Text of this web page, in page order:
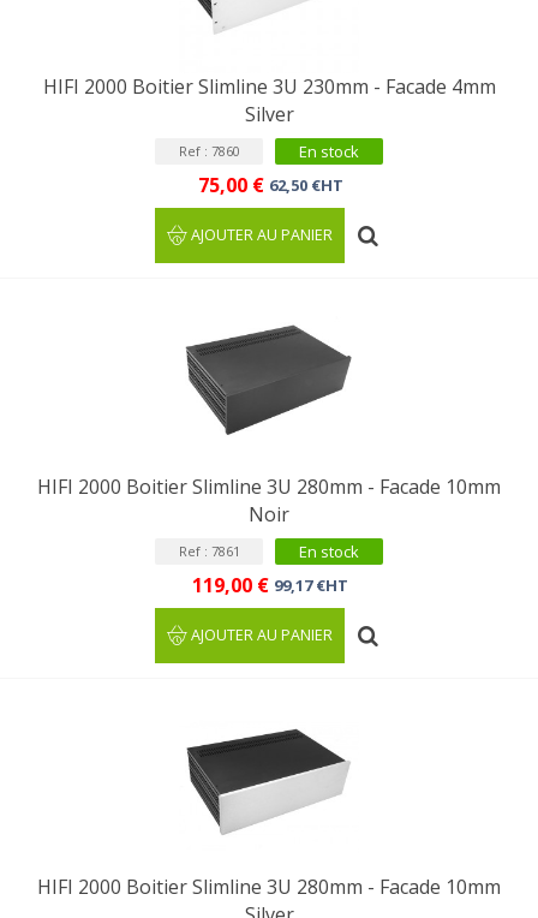
HIFI 2000 Boitier Slimline 3U 230mm - Facade 4mm
Silver
Ref : 7860 En stock
75,00 € 62,50 €HT
AJOUTER AU PANIER
HIFI 2000 Boitier Slimline 3U 280mm - Facade 10mm
Noir
Ref : 7861 En stock
119,00 € 99,17 €HT
AJOUTER AU PANIER
HIFI 2000 Boitier Slimline 3U 280mm - Facade 10mm